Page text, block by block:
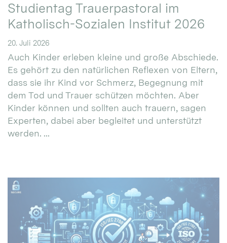
Studientag Trauerpastoral im
Katholisch-Sozialen Institut 2026
20. Juli 2026
Auch Kinder erleben kleine und große Abschiede.
Es gehört zu den natürlichen Reflexen von Eltern,
dass sie ihr Kind vor Schmerz, Begegnung mit
dem Tod und Trauer schützen möchten. Aber
Kinder können und sollten auch trauern, sagen
Experten, dabei aber begleitet und unterstützt
werden. ...